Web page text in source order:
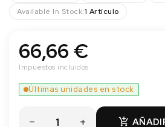
Available In Stock:1 Artículo
66,66 €
Impuestos incluidos

Últimas unidades en stock